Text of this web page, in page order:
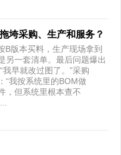
垮采购、生产和服务？
B版本买料，生产现场拿到
另一套清单。最后问题爆出
早就改过图了。”采购
“我按系统里的BOM做
，但系统里根本查不